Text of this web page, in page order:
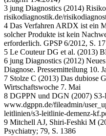
3 jung Diagnostics (2014)
risikodiagnostik.de/
4 Das Verfahren ARDX ist ein
solcher Produkte ist kein
erforderlich. GPSP 6/2012, S. 17
5 Le Couteur DG et al. (2013)
6 jung Diagnostics (2012)
Diagnose. Pressemitteilung 10.
7 Stolze C (2013) Das dubiose
Wirtschaftswoche 7. Mai
8 DGPPN und DGN (2007) S3-
www.dgppn.de/fileadmin/
leitlinien/s3-leitlinie-demenz-
9 Mitchell AJ, Shiri-Feshki M
Psychiatry; 79, S. 1386